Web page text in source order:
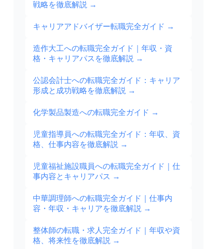
戦略を徹底解説 →
キャリアアドバイザー転職完全ガイド →
造作大工への転職完全ガイド｜年収・資
格・キャリアパスを徹底解説 →
公認会計士への転職完全ガイド：キャリア
形成と成功戦略を徹底解説 →
化学製品製造への転職完全ガイド →
児童指導員への転職完全ガイド：年収、資
格、仕事内容を徹底解説 →
児童福祉施設職員への転職完全ガイド｜仕
事内容とキャリアパス →
中華調理師への転職完全ガイド｜仕事内
容・年収・キャリアを徹底解説 →
整体師の転職・求人完全ガイド｜年収や資
格、将来性を徹底解説 →